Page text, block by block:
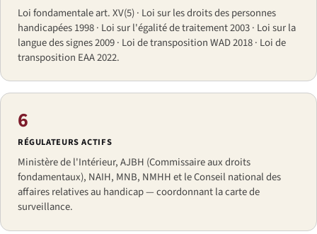
Loi fondamentale art. XV(5) · Loi sur les droits des personnes
handicapées 1998 · Loi sur l'égalité de traitement 2003 · Loi sur la
langue des signes 2009 · Loi de transposition WAD 2018 · Loi de
transposition EAA 2022.
6
RÉGULATEURS ACTIFS
Ministère de l'Intérieur, AJBH (Commissaire aux droits
fondamentaux), NAIH, MNB, NMHH et le Conseil national des
affaires relatives au handicap — coordonnant la carte de
surveillance.